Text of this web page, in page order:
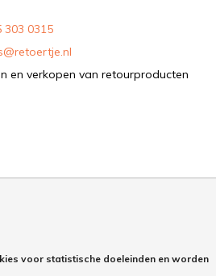
303 0315
en verkopen van retourproducten
voor statistische doeleinden en worden